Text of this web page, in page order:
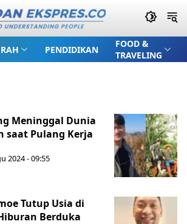
PENDIDIKAN
FOOD &
TRAVELING
Meninggal Dunia
saat Pulang Kerja
2024 - 09:55
Tutup Usia di
Berduka